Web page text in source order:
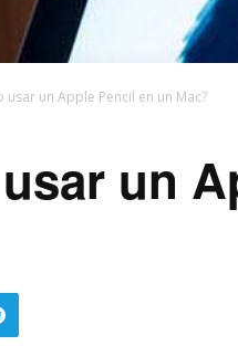
usar un Apple Pencil en un Mac?
un